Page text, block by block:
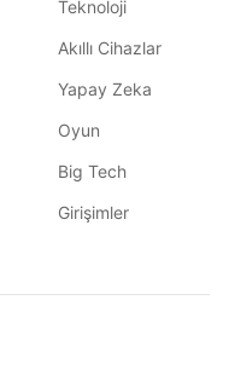
Teknoloji
Akıllı Cihazlar
Yapay Zeka
Oyun
Big Tech
Girişimler